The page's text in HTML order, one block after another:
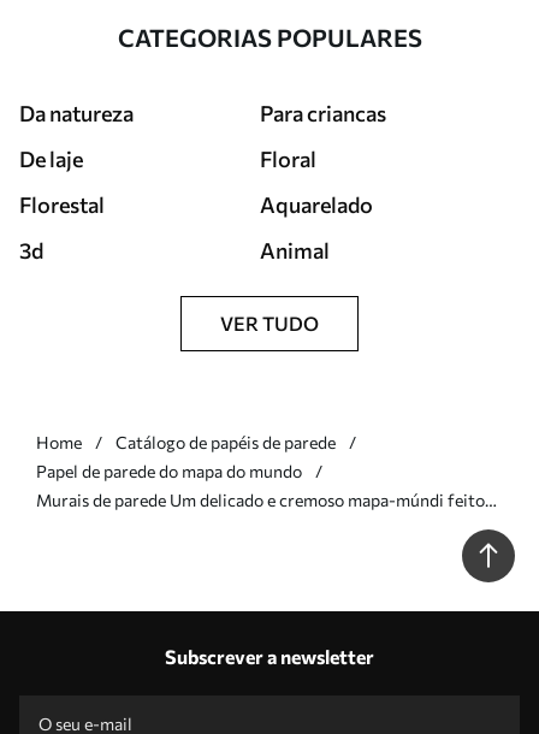
CATEGORIAS POPULARES
Da natureza
Para criancas
De laje
Floral
Florestal
Aquarelado
3d
Animal
VER TUDO
Home
Catálogo de papéis de parede
Papel de parede do mapa do mundo
Murais de parede Um delicado e cremoso mapa-múndi feito
Subscrever a newsletter